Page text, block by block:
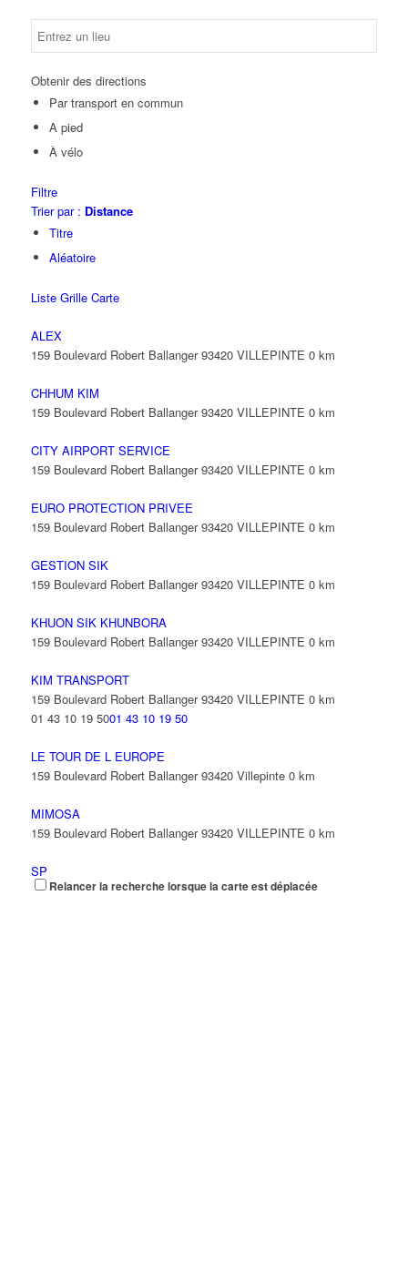
Obtenir des directions
Par transport en commun
A pied
À vélo
Filtre
Trier par : Distance
Titre
Aléatoire
Liste Grille Carte
ALEX
159 Boulevard Robert Ballanger 93420 VILLEPINTE 0 km
CHHUM KIM
159 Boulevard Robert Ballanger 93420 VILLEPINTE 0 km
CITY AIRPORT SERVICE
159 Boulevard Robert Ballanger 93420 VILLEPINTE 0 km
EURO PROTECTION PRIVEE
159 Boulevard Robert Ballanger 93420 VILLEPINTE 0 km
GESTION SIK
159 Boulevard Robert Ballanger 93420 VILLEPINTE 0 km
KHUON SIK KHUNBORA
159 Boulevard Robert Ballanger 93420 VILLEPINTE 0 km
KIM TRANSPORT
159 Boulevard Robert Ballanger 93420 VILLEPINTE 0 km
01 43 10 19 5001 43 10 19 50
LE TOUR DE L EUROPE
159 Boulevard Robert Ballanger 93420 Villepinte 0 km
MIMOSA
159 Boulevard Robert Ballanger 93420 VILLEPINTE 0 km
SP
159 Boulevard Robert Ballanger 93420 VILLEPINTE 0 km
Relancer la recherche lorsque la carte est déplacée